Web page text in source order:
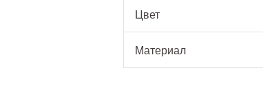
Цвет
Материал